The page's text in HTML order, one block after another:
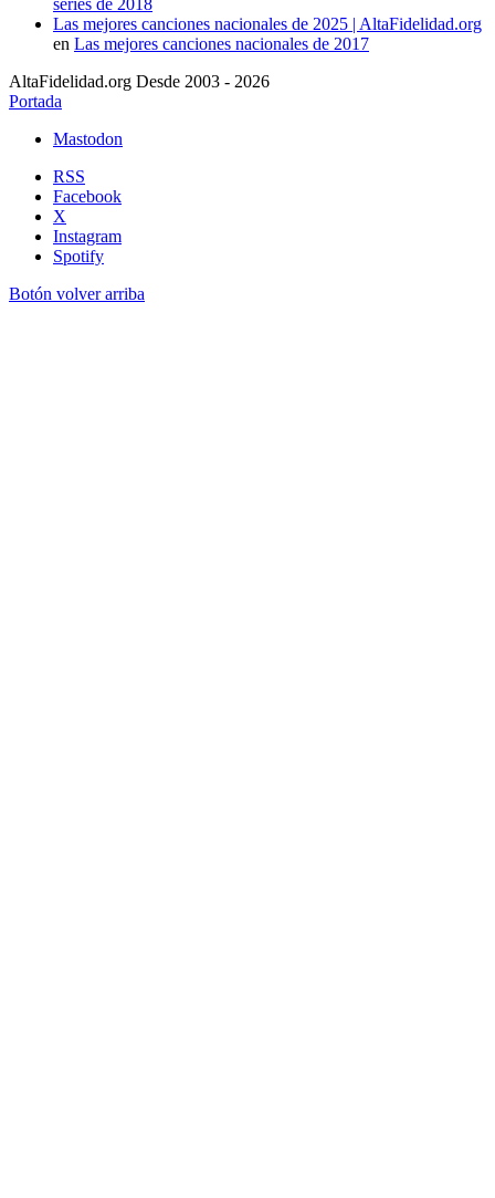
series de 2018
Las mejores canciones nacionales de 2025 | AltaFidelidad.org
en Las mejores canciones nacionales de 2017
AltaFidelidad.org Desde 2003 - 2026
Portada
Mastodon
RSS
Facebook
X
Instagram
Spotify
Botón volver arriba